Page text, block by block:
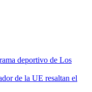
deportivo de Los
de la UE resaltan el